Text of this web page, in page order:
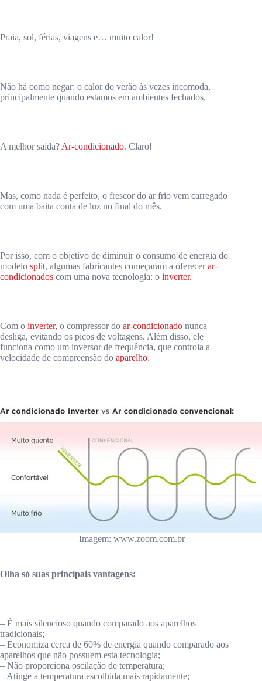
Praia, sol, férias, viagens e… muito calor!
Não há como negar: o calor do verão às vezes incomoda,
principalmente quando estamos em ambientes fechados.
A melhor saída? Ar-condicionado. Claro!
Mas, como nada é perfeito, o frescor do ar frio vem carregado
com uma baita conta de luz no final do mês.
Por isso, com o objetivo de diminuir o consumo de energia do
modelo split, algumas fabricantes começaram a oferecerar-
condicionados com uma nova tecnologia: o inverter.
Com o inverter, o compressor do ar-condicionado nunca
desliga, evitando os picos de voltagens. Além disso, ele
funciona como um inversor de frequência, que controla a
velocidade de compreensão do aparelho.
Imagem: www.zoom.com.br
Olha só suas principais vantagens:
– É mais silencioso quando comparado aos aparelhos
tradicionais;
– Economiza cerca de 60% de energia quando comparado aos
aparelhos que não possuem esta tecnologia;
– Não proporciona oscilação de temperatura;
– Atinge a temperatura escolhida mais rapidamente;